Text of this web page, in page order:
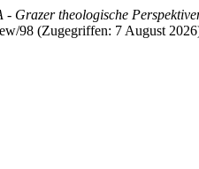
- Grazer theologische
98 (Zugegriffen: 7 August